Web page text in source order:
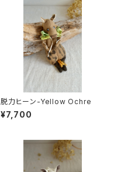
脱力ヒーン-Yellow Ochre
¥7,700